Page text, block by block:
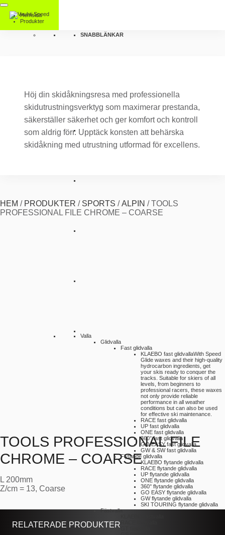
Hemsida
Produkter
SNABBLÄNKAR
Valla
Glidvalla
Fast glidvalla
KLAEBO fast glidvallaWith Speed
Glide waxes and their high-quality
hydrocarbon ingredients, get
your skis ready to conquer the
tracks. Suitable for skiers of all
levels, from beginners to
professional racers, these waxes
not only provide reliable
performance in all weather
conditions but can also be used
for effective ski maintenance.
RACE fast glidvalla
UP fast glidvalla
ONE fast glidvalla
360° fast glidvalla
GO EASY fast glidvalla
GW & SW fast glidvalla
Flytande glidvalla
KLAEBO flytande glidvalla
RACE flytande glidvalla
UP flytande glidvalla
ONE flytande glidvalla
360° flytande glidvalla
GO EASY flytande glidvalla
GW flytande glidvalla
SKI TOURING flytande glidvalla
Fästvalla
Höj din skidåkningsresa med professionella
skidutrustningsverktyg som maximerar prestanda,
säkerställer säkerhet och ger komfort och kontroll
som aldrig förr. Upptäck konsten att behärska
skidåkning med utrustning utformad för excellens.
HEM / PRODUKTER / SPORTS /ALPIN /TOOLS
PROFESSIONAL FILE CHROME – COARSE
TOOLS PROFESSIONAL FILE
CHROME – COARSE
L 200mm
Z/cm = 13, Coarse
RELATERADE PRODUKTER